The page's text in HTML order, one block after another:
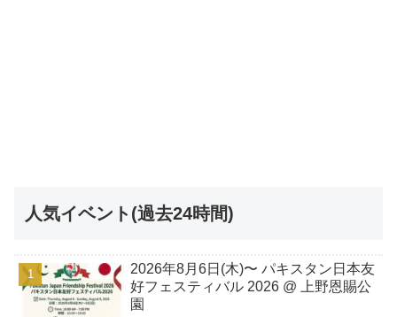
人気イベント(過去24時間)
2026年8月6日(木)〜 パキスタン日本友
好フェスティバル 2026 @ 上野恩賜公
園